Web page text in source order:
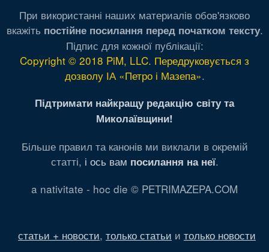
При використанні наших материалів обов'язково
вкажіть постійне посилання перед початком тексту.
Підпис для кожної публікації:
Copyright © 2018 PiM, LLC. Передруковується з
дозволу ІА «Петро і Мазепа».
Підтримати найкращу редакцію світу та
Миколаївщини!
Більше правил та канонів ми виклали в окремій
статті, і ось вам посилання на неї.
a nativitate - hoc die © PETRIMAZEPA.COM
статьи + новости, только статьи и только новости